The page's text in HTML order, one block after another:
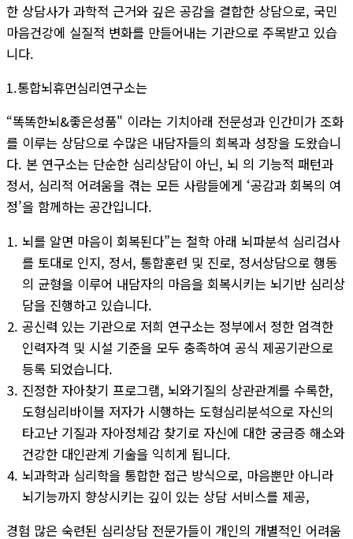
한 상담사가 과학적 근거와 깊은 공감을 결합한 상담으로, 국민
마음건강에 실질적 변화를 만들어내는 기관으로 주목받고 있습
니다.
1.통합뇌휴먼심리연구소는
“똑똑한뇌&좋은성품" 이라는 기치아래 전문성과 인간미가 조화
를 이루는 상담으로 수많은 내담자들의 회복과 성장을 도왔습니
다. 본 연구소는 단순한 심리상담이 아닌, 뇌 의 기능적 패턴과
정서, 심리적 어려움을 겪는 모든 사람들에게 ‘공감과 회복의 여
정’을 함께하는 공간입니다.
뇌를 알면 마음이 회복된다”는 철학 아래 뇌파분석 심리검사
를 토대로 인지, 정서, 통합훈련 및 진로, 정서상담으로 행동
의 균형을 이루어 내담자의 마음을 회복시키는 뇌기반 심리상
담을 진행하고 있습니다.
공신력 있는 기관으로 저희 연구소는 정부에서 정한 엄격한
인력자격 및 시설 기준을 모두 충족하여 공식 제공기관으로
등록 되었습니다.
진정한 자아찾기 프로그램, 뇌와기질의 상관관계를 수록한,
도형심리바이블 저자가 시행하는 도형심리분석으로 자신의
타고난 기질과 자아정체감 찾기로 자신에 대한 궁금증 해소와
건강한 대인관계 기술을 익히게 됩니다.
뇌과학과 심리학을 통합한 접근 방식으로, 마음뿐만 아니라
뇌기능까지 향상시키는 깊이 있는 상담 서비스를 제공,
경험 많은 숙련된 심리상담 전문가들이 개인의 개별적인 어려움